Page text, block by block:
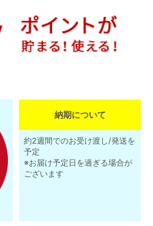
納期について
約2週間でのお受け渡し/発送を
予定
※お届け予定日を過ぎる場合が
ございます